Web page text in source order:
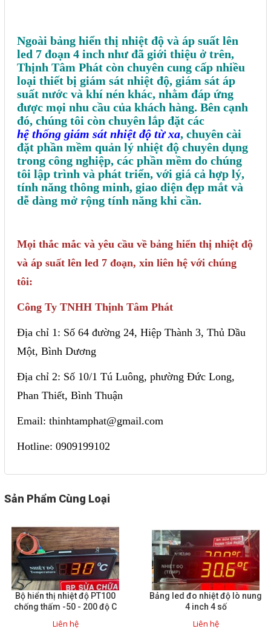
Ngoài bảng hiển thị nhiệt độ và áp suất lên
led 7 đoạn 4 inch như đã giới thiệu ở trên,
Thịnh Tâm Phát còn chuyên cung cấp nhiều
loại thiết bị giám sát nhiệt độ, giám sát áp
suất nước và khí nén khác, nhằm đáp ứng
được mọi nhu cầu của khách hàng. Bên cạnh
đó, chúng tôi còn chuyên lắp đặt các
hệ thống giám sát nhiệt độ từ xa, chuyên cài
đặt phần mềm quản lý nhiệt độ chuyên dụng
trong công nghiệp, các phần mềm do chúng
tôi lập trình và phát triển, với giá cả hợp lý,
tính năng thông minh, giao diện đẹp mắt và
dễ dàng mở rộng tính năng khi cần.
Mọi thắc mắc và yêu cầu về bảng hiển thị nhiệt độ
và áp suất lên led 7 đoạn, xin liên hệ với chúng
tôi:
Công Ty TNHH Thịnh Tâm Phát
Địa chỉ 1: Số 64 đường 24, Hiệp Thành 3, Thủ Dầu
Một, Bình Dương
Địa chỉ 2: Số 10/1 Tú Luông, phường Đức Long,
Phan Thiết, Bình Thuận
Email: thinhtamphat@gmail.com
Hotline: 0909199102
Sản Phẩm Cùng Loại
Bộ hiển thị nhiệt độ PT100
chống thấm -50 - 200 độ C
Liên hệ
Bảng led đo nhiệt độ lò nung
4 inch 4 số
Liên hệ